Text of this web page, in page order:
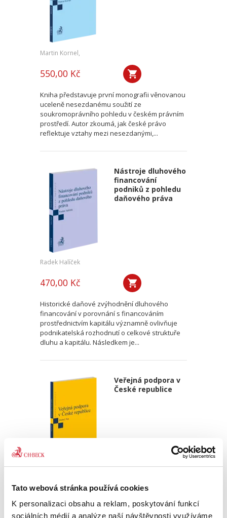
Tato webová stránka používá cookies
K personalizaci obsahu a reklam, poskytování funkcí
sociálních médií a analýze naší návštěvnosti využíváme
Martin Kornel,
550,00 Kč
Kniha představuje první monografii věnovanou
uceleně nesezdanému soužití ze
soukromoprávního pohledu v českém právním
prostředí. Autor zkoumá, jak české právo
reflektuje vztahy mezi nesezdanými,...
Nástroje dluhového
financování
podniků z pohledu
daňového práva
Radek Halíček
470,00 Kč
Historické daňové zvýhodnění dluhového
financování v porovnání s financováním
prostřednictvím kapitálu významně ovlivňuje
podnikatelská rozhodnutí o celkové struktuře
dluhu a kapitálu. Následkem je...
Veřejná podpora v
České republice
340,00 Kč
Monografie pojímá uceleným způsobem